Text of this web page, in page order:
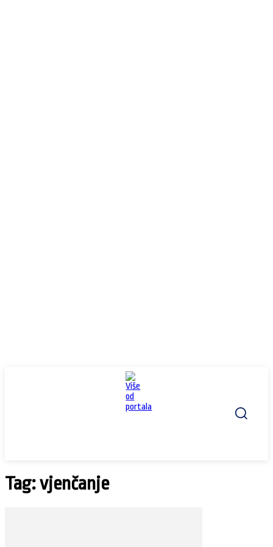
Tag: vjenčanje